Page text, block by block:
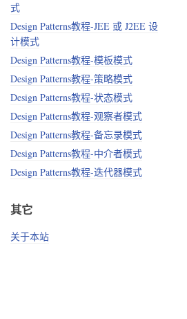
式
Design Patterns教程-JEE 或 J2EE 设
计模式
Design Patterns教程-模板模式
Design Patterns教程-策略模式
Design Patterns教程-状态模式
Design Patterns教程-观察者模式
Design Patterns教程-备忘录模式
Design Patterns教程-中介者模式
Design Patterns教程-迭代器模式
其它
关于本站